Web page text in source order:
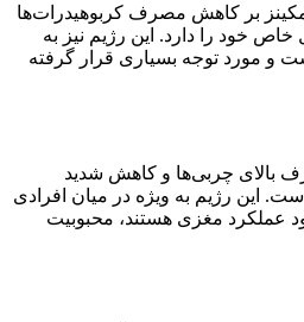
بر کاهش مصرف کربوهیدرات‌ها
خاص خود را دارد. این رژیم نیز به
مورد توجه بسیاری قرار گرفته
بالای چربی‌ها و کاهش شدید
این رژیم به ویژه در میان افرادی
عملکرد مغزی هستند، محبوبیت